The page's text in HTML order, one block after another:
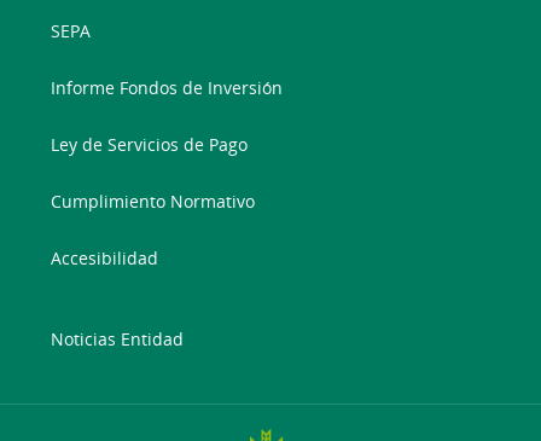
SEPA
Informe Fondos de Inversión
Ley de Servicios de Pago
Cumplimiento Normativo
Accesibilidad
Noticias Entidad